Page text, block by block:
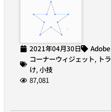
2021年04月30日
コーナーウィジェット, ト
け, 小技
87,081